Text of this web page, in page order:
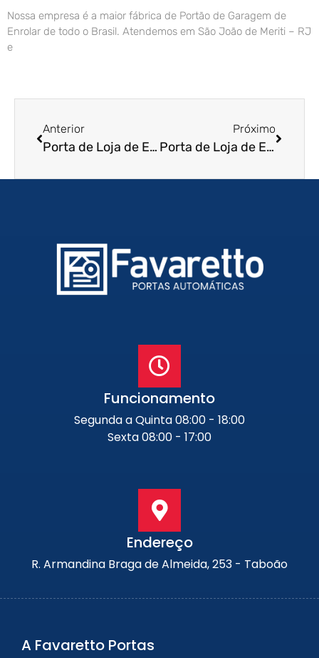
Nossa empresa é a maior fábrica de Portão de Garagem de
Enrolar de todo o Brasil. Atendemos em São João de Meriti – RJ
e
Anterior
Porta de Loja de Enrolar em Salto de Pirapora – SP
Próximo
Porta de Loja de Enrolar em Dois Córregos – SP
Funcionamento
Segunda a Quinta 08:00 - 18:00
Sexta 08:00 - 17:00
Endereço
R. Armandina Braga de Almeida, 253 - Taboão
A Favaretto Portas